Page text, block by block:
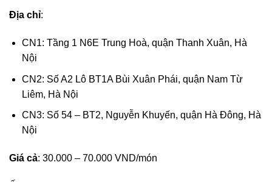
Địa chỉ:
CN1: Tầng 1 N6E Trung Hoà, quận Thanh Xuân, Hà
Nội
CN2: Số A2 Lô BT1A Bùi Xuân Phái, quận Nam Từ
Liêm, Hà Nội
CN3: Số 54 – BT2, Nguyễn Khuyến, quận Hà Đông, Hà
Nội
Giá cả: 30.000 – 70.000 VND/món